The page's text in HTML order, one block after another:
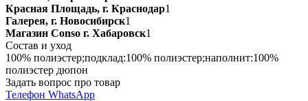
Красная Площадь, г. Краснодар1
Галерея, г. Новосибирск1
Магазин Conso г. Хабаровск1
Состав и уход
100% полиэстер;подклад:100% полиэстер;наполнит:100%
полиэстер дюпон
Задать вопрос про товар
Телефон WhatsApp